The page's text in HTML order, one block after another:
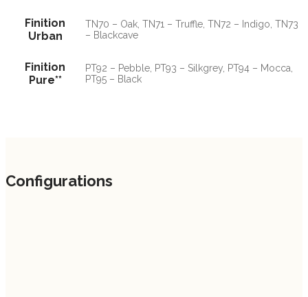
Finition
Urban
TN70 – Oak, TN71 – Truffle, TN72 – Indigo, TN73
– Blackcave
Finition
Pure**
PT92 – Pebble, PT93 – Silkgrey, PT94 – Mocca,
PT95 – Black
Configurations